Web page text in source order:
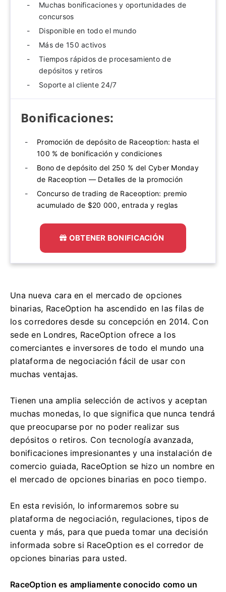
Muchas bonificaciones y oportunidades de
concursos
Disponible en todo el mundo
Más de 150 activos
Tiempos rápidos de procesamiento de
depósitos y retiros
Soporte al cliente 24/7
Bonificaciones:
Promoción de depósito de Raceoption: hasta el
100 % de bonificación y condiciones
Bono de depósito del 250 % del Cyber ​​Monday
de Raceoption — Detalles de la promoción
Concurso de trading de Raceoption: premio
acumulado de $20 000, entrada y reglas
OBTENER BONIFICACIÓN
Una nueva cara en el mercado de opciones
binarias, RaceOption ha ascendido en las filas de
los corredores desde su concepción en 2014. Con
sede en Londres, RaceOption ofrece a los
comerciantes e inversores de todo el mundo una
plataforma de negociación fácil de usar con
muchas ventajas.
Tienen una amplia selección de activos y aceptan
muchas monedas, lo que significa que nunca tendrá
que preocuparse por no poder realizar sus
depósitos o retiros. Con tecnología avanzada,
bonificaciones impresionantes y una instalación de
comercio guiada, RaceOption se hizo un nombre en
el mercado de opciones binarias en poco tiempo.
En esta revisión, lo informaremos sobre su
plataforma de negociación, regulaciones, tipos de
cuenta y más, para que pueda tomar una decisión
informada sobre si RaceOption es el corredor de
opciones binarias para usted.
RaceOption es ampliamente conocido como un